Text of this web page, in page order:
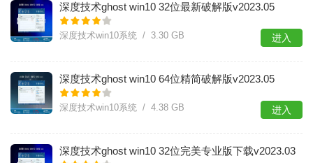
深度技术ghost win10 32位最新破解版v2023.05
深度技术win10系统 / 3.30 GB 进入
深度技术ghost win10 64位精简破解版v2023.05
深度技术win10系统 / 4.38 GB 进入
深度技术ghost win10 32位完美专业版下载v2023.03